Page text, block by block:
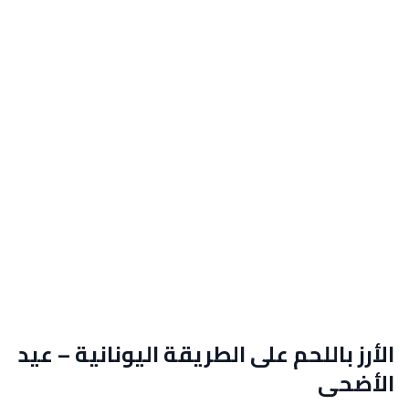
الأرز باللحم على الطريقة اليونانية – عيد
الأضحى